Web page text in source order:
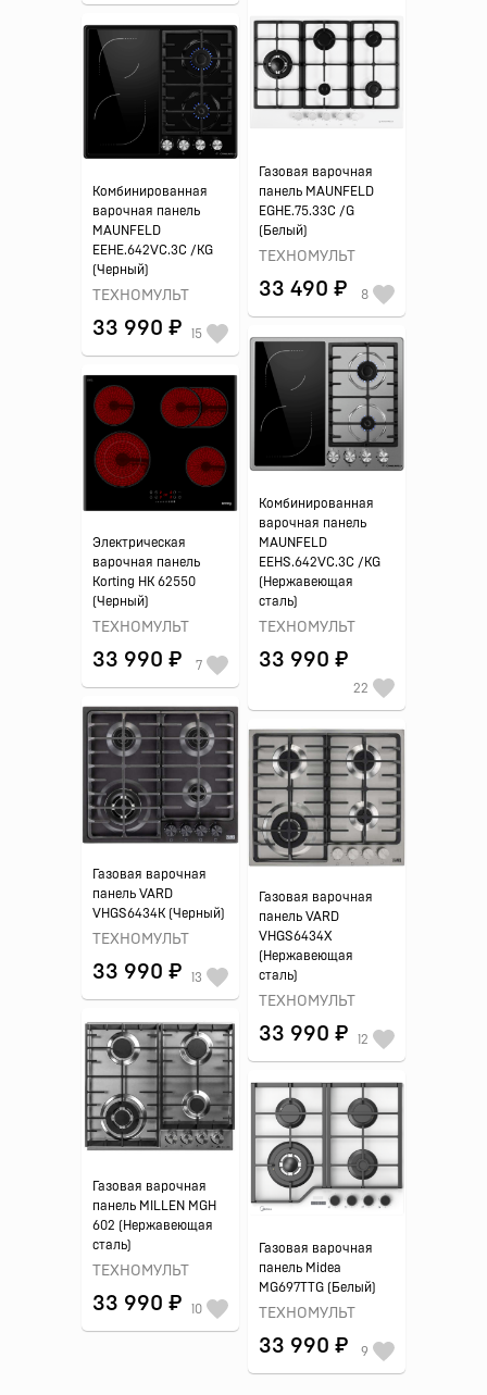
Газовая варочная
панель MAUNFELD
EGHE.75.33C /G
(Белый)
ТЕХНОМУЛЬТ
33 490 ₽ 8
Комбинированная
варочная панель
MAUNFELD
EEHE.642VC.3C /KG
(Черный)
ТЕХНОМУЛЬТ
33 990 ₽ 15
Комбинированная
варочная панель
MAUNFELD
EEHS.642VC.3C /KG
(Нержавеющая
сталь)
ТЕХНОМУЛЬТ
33 990 ₽
22
Электрическая
варочная панель
Korting HK 62550
(Черный)
ТЕХНОМУЛЬТ
33 990 ₽ 7
Газовая варочная
панель VARD
VHGS6434K (Черный)
ТЕХНОМУЛЬТ
33 990 ₽ 13
Газовая варочная
панель VARD
VHGS6434X
(Нержавеющая
сталь)
ТЕХНОМУЛЬТ
33 990 ₽ 12
Газовая варочная
панель MILLEN MGH
602 (Нержавеющая
сталь)
ТЕХНОМУЛЬТ
33 990 ₽ 10
Газовая варочная
панель Midea
MG697TTG (Белый)
ТЕХНОМУЛЬТ
33 990 ₽ 9